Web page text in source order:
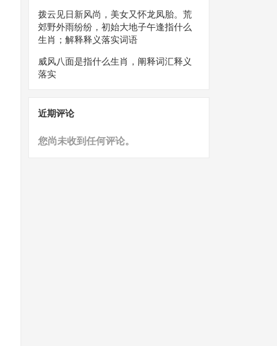
拨云见日新风尚，美女又怀龙凤胎。荒
郊野外雨纷纷，初始大地子午逢指什么
生肖；解释释义落实词语
威风八面是指什么生肖，阐释词汇释义
落实
近期评论
您尚未收到任何评论。